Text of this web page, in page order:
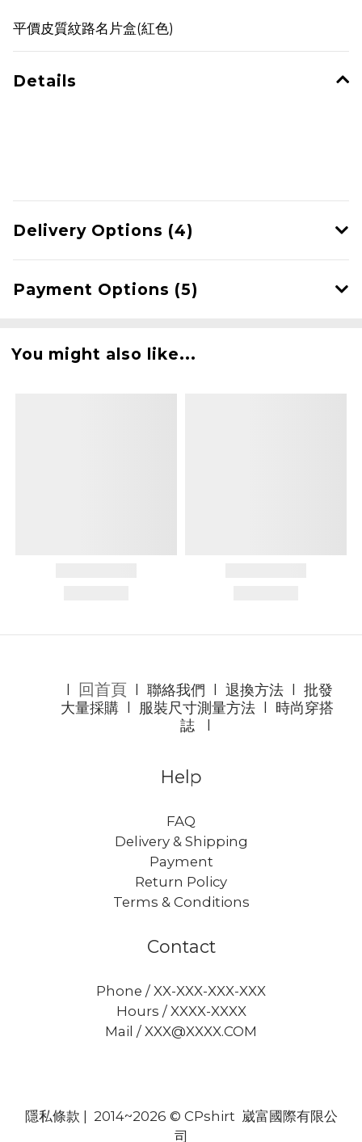
平價皮質紋路名片盒(紅色)
Details
Delivery Options (4)
Payment Options (5)
You might also like...
回首頁 聯絡我們 退換方法l 批發
大量採購
服裝尺寸測量方法
時尚穿搭
誌l
Help
FAQ
Delivery & Shipping
Payment
Return Policy
Terms & Conditions
Contact
Phone / XX-XXX-XXX-XXX
Hours / XXXX-XXXX
Mail / XXX@XXXX.COM
隱私條款 | 2014~2026 © CPshirt 崴富國際有限公
司